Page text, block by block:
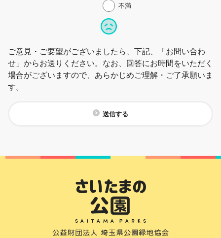
不満
ご意見・ご要望がございましたら、下記、「お問い合わ
せ」からお送りください。なお、回答にお時間をいただく
場合がございますので、あらかじめご理解・ご了承願いま
す。
送信する